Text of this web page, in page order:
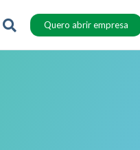
Quero abrir empresa